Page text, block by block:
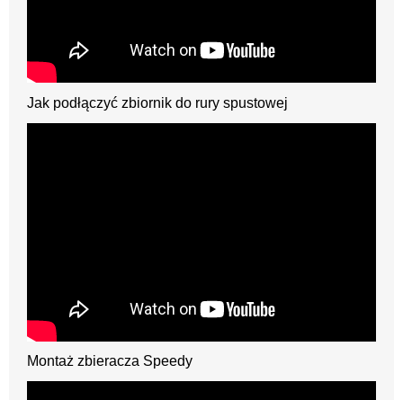
Jak podłączyć zbiornik do rury spustowej
Montaż zbieracza Speedy